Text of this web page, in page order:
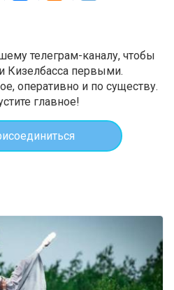
телеграм-каналу, чтобы
Кизелбасса первыми.
оперативно и по существу.
главное!